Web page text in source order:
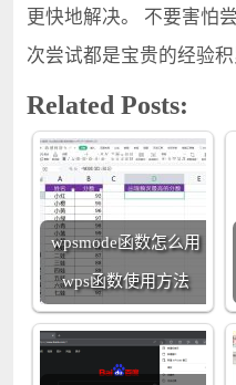
更快地解决。 不要害怕
次尝试都是宝贵的经验积
Related Posts:
wpsmode函数怎么用
wps函数使用方法